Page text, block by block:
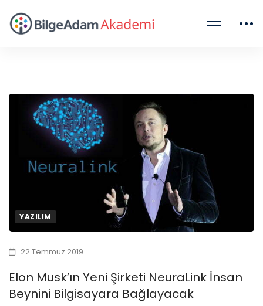
YAZILIM
22 Temmuz 2019
Elon Musk’ın Yeni Şirketi NeuraLink İnsan
Beynini Bilgisayara Bağlayacak